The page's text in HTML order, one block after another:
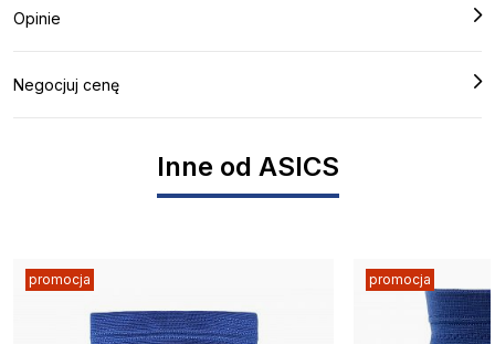
Opinie
Negocjuj cenę
Inne od ASICS
promocja promocja